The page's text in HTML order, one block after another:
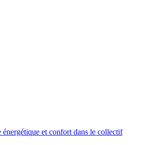
et confort dans le collectif